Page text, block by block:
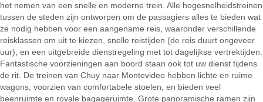
het nemen van een snelle en moderne trein. Alle hogesnelheidstreinen
tussen de steden zijn ontworpen om de passagiers alles te bieden wat
ze nodig hebben voor een aangename reis, waaronder verschillende
reisklassen om uit te kiezen, snelle reistijden (de reis duurt ongeveer
uur), en een uitgebreide dienstregeling met tot dagelijkse vertrektijden.
Fantastische voorzieningen aan boord staan ook tot uw dienst tijdens
de rit. De treinen van Chuy naar Montevideo hebben lichte en ruime
wagons, voorzien van comfortabele stoelen, en bieden veel
beenruimte en royale bagageruimte. Grote panoramische ramen zijn